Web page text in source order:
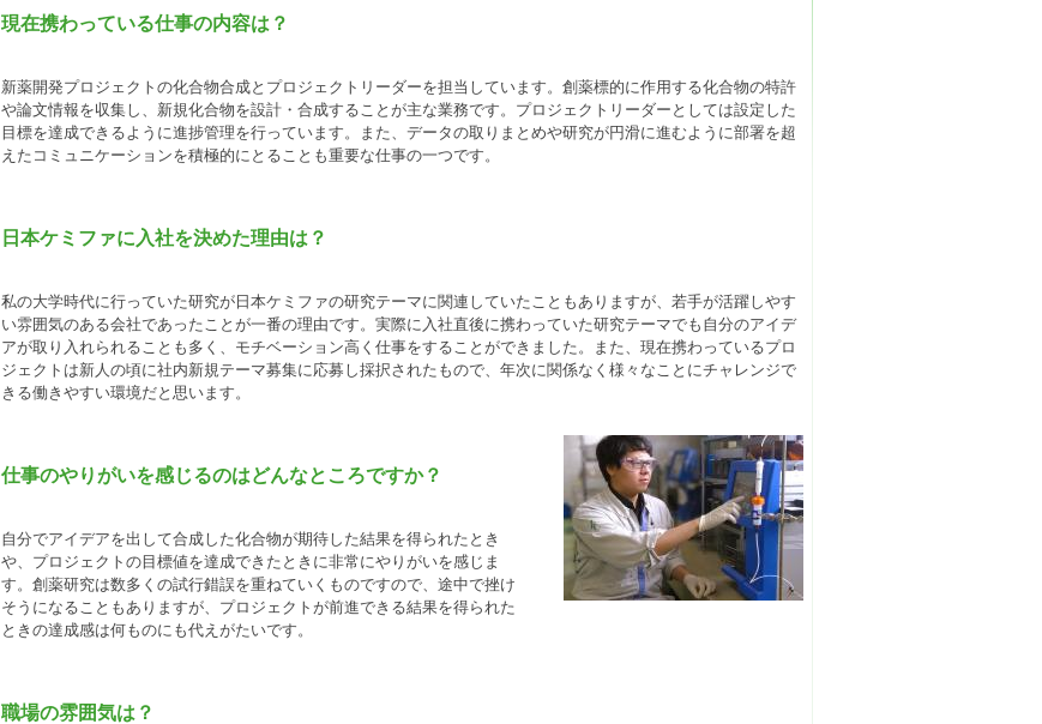
現在携わっている仕事の内容は？
新薬開発プロジェクトの化合物合成とプロジェクトリーダーを担当しています。創薬標的に作用する化合物の特許
や論文情報を収集し、新規化合物を設計・合成することが主な業務です。プロジェクトリーダーとしては設定した
目標を達成できるように進捗管理を行っています。また、データの取りまとめや研究が円滑に進むように部署を超
えたコミュニケーションを積極的にとることも重要な仕事の一つです。
日本ケミファに入社を決めた理由は？
私の大学時代に行っていた研究が日本ケミファの研究テーマに関連していたこともありますが、若手が活躍しやす
い雰囲気のある会社であったことが一番の理由です。実際に入社直後に携わっていた研究テーマでも自分のアイデ
アが取り入れられることも多く、モチベーション高く仕事をすることができました。また、現在携わっているプロ
ジェクトは新人の頃に社内新規テーマ募集に応募し採択されたもので、年次に関係なく様々なことにチャレンジで
きる働きやすい環境だと思います。
仕事のやりがいを感じるのはどんなところですか？
自分でアイデアを出して合成した化合物が期待した結果を得られたとき
や、プロジェクトの目標値を達成できたときに非常にやりがいを感じま
す。創薬研究は数多くの試行錯誤を重ねていくものですので、途中で挫け
そうになることもありますが、プロジェクトが前進できる結果を得られた
ときの達成感は何ものにも代えがたいです。
職場の雰囲気は？